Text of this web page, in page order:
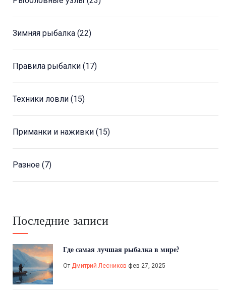
Зимняя рыбалка (22)
Правила рыбалки (17)
Техники ловли (15)
Приманки и наживки (15)
Разное (7)
Последние записи
Где самая лучшая рыбалка в мире?
От Дмитрий Лесников фев 27, 2025